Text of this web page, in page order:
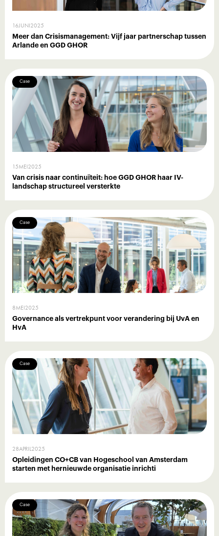
16JUNI2025
Meer dan Crisismanagement: Vijf jaar partnerschap tussen
Arlande en GGD GHOR
Case
15MEI2025
Van crisis naar continuïteit: hoe GGD GHOR haar IV-
landschap structureel versterkte
Case
8MEI2025
Governance als vertrekpunt voor verandering bij UvA en
HvA
Case
28APRIL2025
Opleidingen CO+CB van Hogeschool van Amsterdam
starten met hernieuwde organisatie inrichti
Case